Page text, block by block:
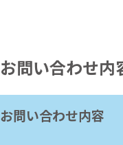
お問い合わせ内
お問い合わせ内容